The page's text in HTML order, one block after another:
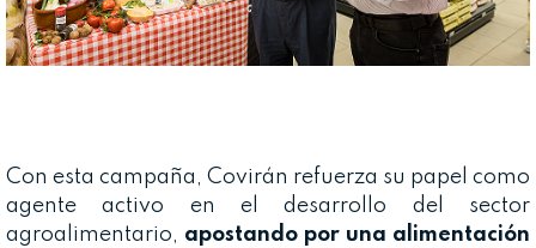
Con esta campaña, Covirán refuerza su papel como
agente activo en el desarrollo del sector
agroalimentario, apostando por una alimentación